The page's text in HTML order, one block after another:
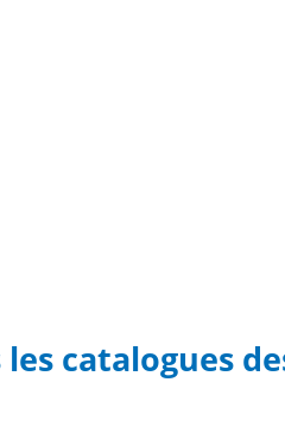
les catalogues